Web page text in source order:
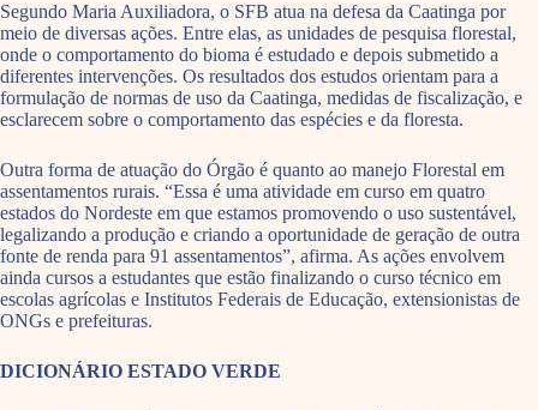
Segundo Maria Auxiliadora, o SFB atua na defesa da Caatinga por
meio de diversas ações. Entre elas, as unidades de pesquisa florestal,
onde o comportamento do bioma é estudado e depois submetido a
diferentes intervenções. Os resultados dos estudos orientam para a
formulação de normas de uso da Caatinga, medidas de fiscalização, e
esclarecem sobre o comportamento das espécies e da floresta.
Outra forma de atuação do Órgão é quanto ao manejo Florestal em
assentamentos rurais. “Essa é uma atividade em curso em quatro
estados do Nordeste em que estamos promovendo o uso sustentável,
legalizando a produção e criando a oportunidade de geração de outra
fonte de renda para 91 assentamentos”, afirma. As ações envolvem
ainda cursos a estudantes que estão finalizando o curso técnico em
escolas agrícolas e Institutos Federais de Educação, extensionistas de
ONGs e prefeituras.
DICIONÁRIO ESTADO VERDE